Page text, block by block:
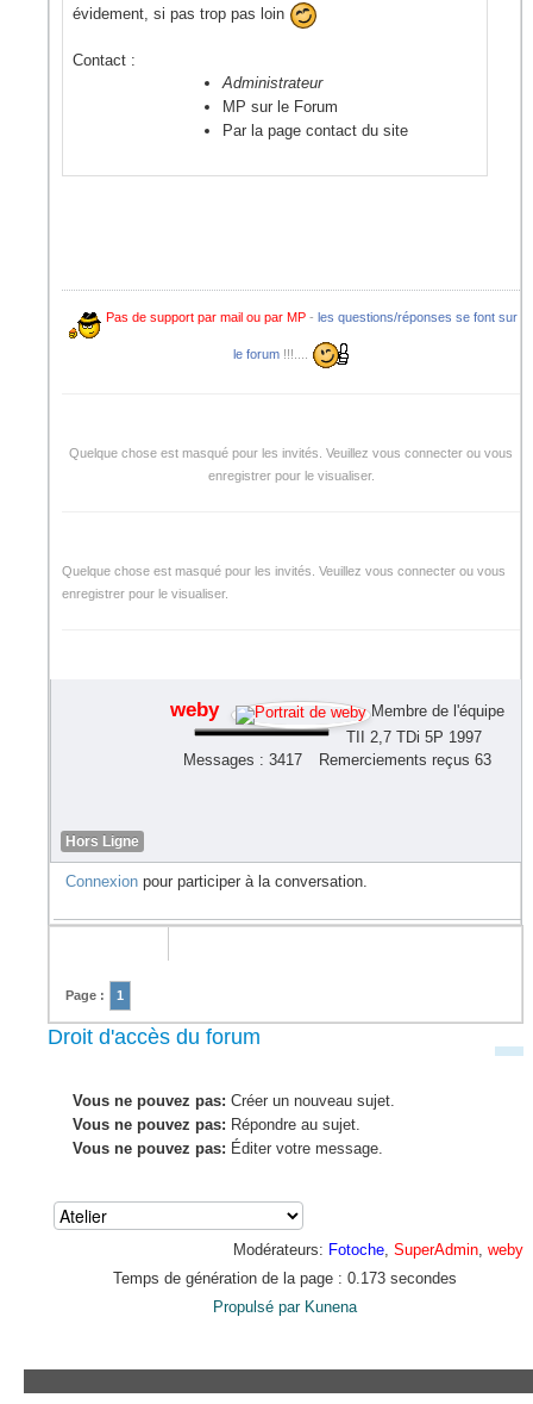
évidement, si pas trop pas loin
Contact :
Administrateur
MP sur le Forum
Par la page contact du site
Pas de support par mail ou par MP- les questions/réponses se font sur
le forum!!!....
Quelque chose est masqué pour les invités. Veuillez vous connecter ou vous
enregistrer pour le visualiser.
Quelque chose est masqué pour les invités. Veuillez vous connecter ou vous
enregistrer pour le visualiser.
weby
Membre de l'équipe
TII 2,7 TDi 5P 1997
Messages : 3417
Remerciements reçus 63
Hors Ligne
Connexion pour participer à la conversation.
Page : 1
Droit d'accès du forum
Vous ne pouvez pas: Créer un nouveau sujet.
Vous ne pouvez pas: Répondre au sujet.
Vous ne pouvez pas: Éditer votre message.
Modérateurs: Fotoche, SuperAdmin, weby
Temps de génération de la page : 0.173 secondes
Propulsé par Kunena